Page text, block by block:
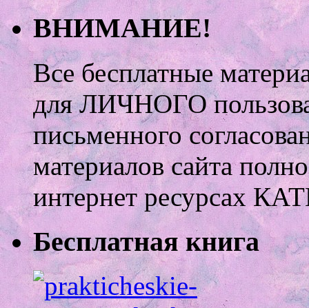
ВНИМАНИЕ!
Все бесплатные
для ЛИЧНОГО
письменного
материалов сайта
интернет ресурсах
Бесплатная книга